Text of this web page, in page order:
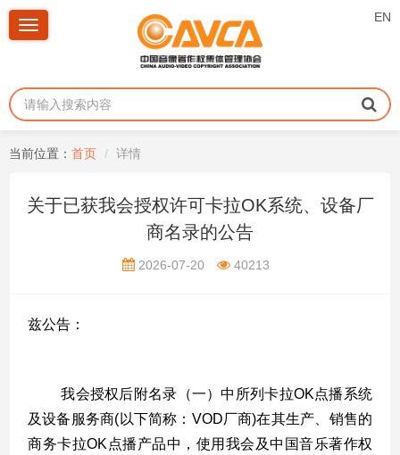
EN
Toggle
当前位置： 首页 详情
关于已获我会授权许可卡拉OK系统、设备厂
商名录的公告
2026-07-20 40213
兹公告 ：
我会授权后附名录（一）中所列卡拉OK点播系统
及设备服务商(以下简称：VOD厂商)在其生产、 销售的
商务卡拉OK点播产品中， 使用我会及中国音乐著作权